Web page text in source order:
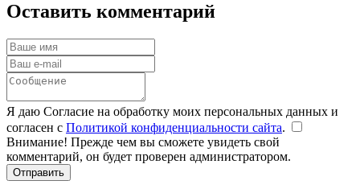
Оставить комментарий
Я даю Согласие на обработку моих персональных данных и
согласен с Политикой конфиденциальности сайта.
Внимание! Прежде чем вы сможете увидеть свой
комментарий, он будет проверен администратором.
Отправить